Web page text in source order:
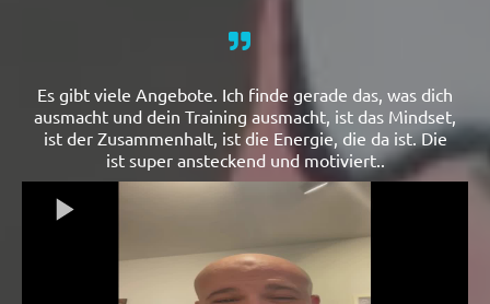
Es gibt viele Angebote. Ich finde gerade das, was dich
ausmacht und dein Training ausmacht, ist das Mindset,
ist der Zusammenhalt, ist die Energie, die da ist. Die
ist super ansteckend und motiviert..